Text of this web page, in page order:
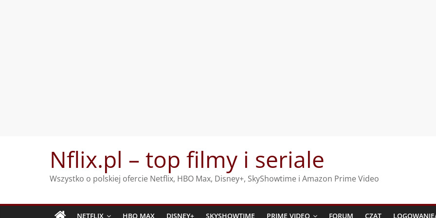
Nflix.pl – top filmy i seriale
Wszystko o polskiej ofercie Netflix, HBO Max, Disney+, SkyShowtime i Amazon Prime Video
NETFLIX HBO MAX DISNEY+ SKYSHOWTIME PRIME VIDEO FORUM CZAT